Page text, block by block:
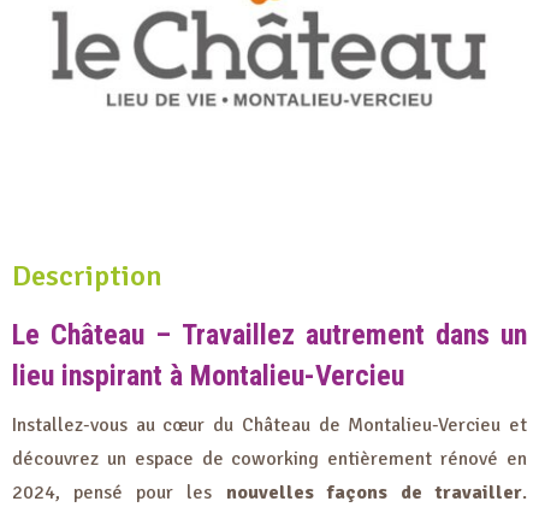
Description
Le Château – Travaillez autrement dans un
lieu inspirant à Montalieu-Vercieu
Installez-vous au cœur du Château de Montalieu-Vercieu et
découvrez un espace de coworking entièrement rénové en
2024, pensé pour les nouvelles façons de travailler.